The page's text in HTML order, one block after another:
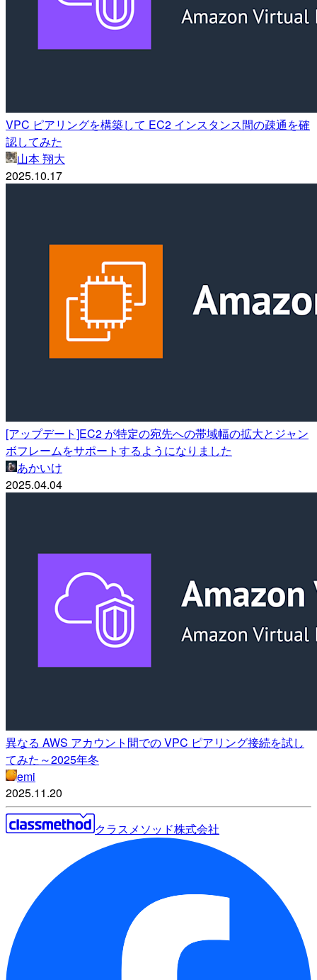
VPC ピアリングを構築して EC2 インスタンス間の疎通を確
認してみた
山本 翔大
2025.10.17
[アップデート]EC2 が特定の宛先への帯域幅の拡大とジャン
ボフレームをサポートするようになりました
あかいけ
2025.04.04
異なる AWS アカウント間での VPC ピアリング接続を試し
てみた～2025年冬
emi
2025.11.20
クラスメソッド株式会社